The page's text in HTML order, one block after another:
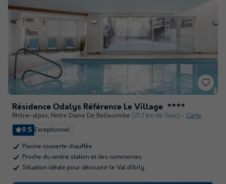
Résidence Odalys Référence Le Village ★★★★
Rhône-alpes, Notre Dame De Bellecombe (21,1 km de Giez) Carte
9.5 Exceptionnel
Piscine couverte chauffée
Proche du centre station et des commerces
Situation idéale pour découvrir le Val d’Arly